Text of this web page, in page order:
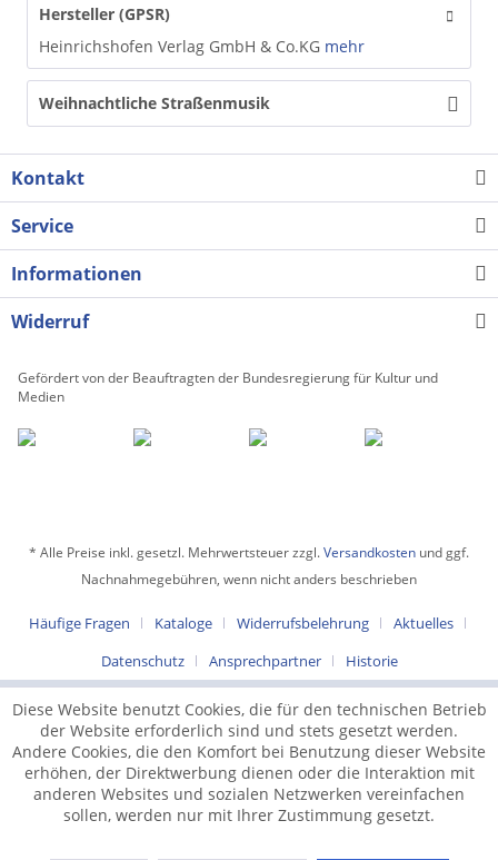
Hersteller (GPSR)
Heinrichshofen Verlag GmbH & Co.KG mehr
Weihnachtliche Straßenmusik
Kontakt
Service
Informationen
Widerruf
Gefördert von der Beauftragten der Bundesregierung für Kultur und
Medien
* Alle Preise inkl. gesetzl. Mehrwertsteuer zzgl.Versandkosten und ggf.
Nachnahmegebühren, wenn nicht anders beschrieben
Häufige Fragen Kataloge Widerrufsbelehrung
Aktuelles
Datenschutz
Ansprechpartner Historie
Diese Website benutzt Cookies, die für den technischen Betrieb
der Website erforderlich sind und stets gesetzt werden.
Andere Cookies, die den Komfort bei Benutzung dieser Website
erhöhen, der Direktwerbung dienen oder die Interaktion mit
anderen Websites und sozialen Netzwerken vereinfachen
sollen, werden nur mit Ihrer Zustimmung gesetzt.